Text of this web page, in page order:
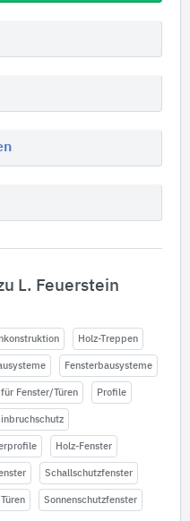
L. Feuerstein
Holz-Treppen
Fensterbausysteme
Fenster/Türen Profile
Holz-Fenster
Schallschutzfenster
Türen Sonnenschutzfenster